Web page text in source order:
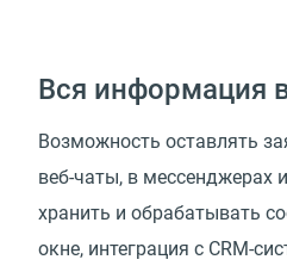
Вся информация
Возможность оставлять
веб-чаты, в мессенджерах
хранить и обрабатывать
окне, интеграция с CRM-